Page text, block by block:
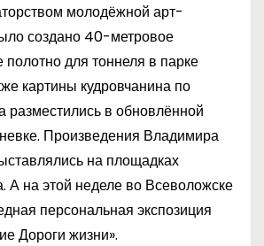
молодёжной арт-
создано 40-метровое
для тоннеля в парке
картины кудровчанина по
разместились в обновлённой
Произведения Владимира
на площадках
А на этой неделе во Всеволожске
персональная экспозиция
Дороги жизни».